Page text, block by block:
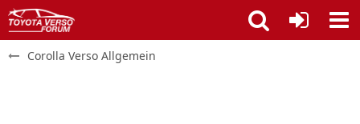
Corolla Verso Allgemein